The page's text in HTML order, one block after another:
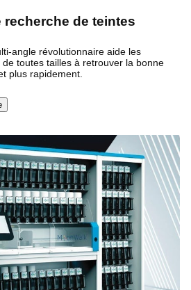
recherche de teintes
angle révolutionnaire aide les
toutes tailles à retrouver la bonne
plus rapidement.